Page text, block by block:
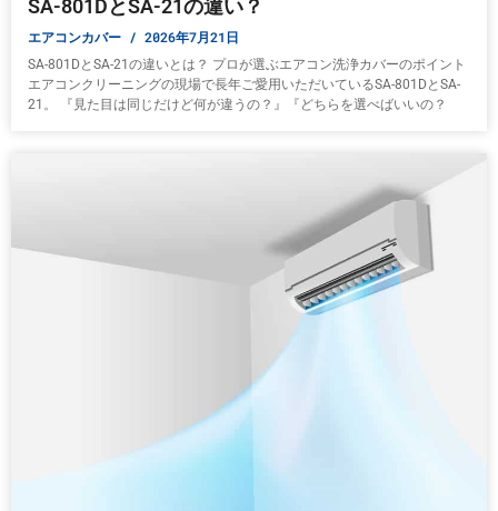
SA-801DとSA-21の違い？
エアコンカバー 2026年7月21日
SA-801DとSA-21の違いとは？ プロが選ぶエアコン洗浄カバーのポイント
エアコンクリーニングの現場で長年ご愛用いただいているSA-801DとSA-
21。 『見た目は同じだけど何が違うの？』『どちらを選べばいいの？